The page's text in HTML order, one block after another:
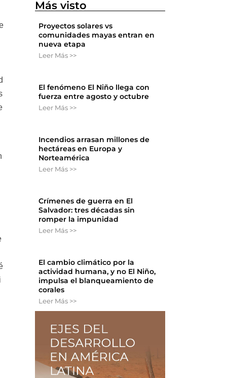
Más visto
Proyectos solares vs
comunidades mayas entran en
nueva etapa
Leer Más >>
El fenómeno El Niño llega con
fuerza entre agosto y octubre
Leer Más >>
Incendios arrasan millones de
hectáreas en Europa y
Norteamérica
Leer Más >>
Crímenes de guerra en El
Salvador: tres décadas sin
romper la impunidad
Leer Más >>
El cambio climático por la
actividad humana, y no El Niño,
impulsa el blanqueamiento de
corales
Leer Más >>